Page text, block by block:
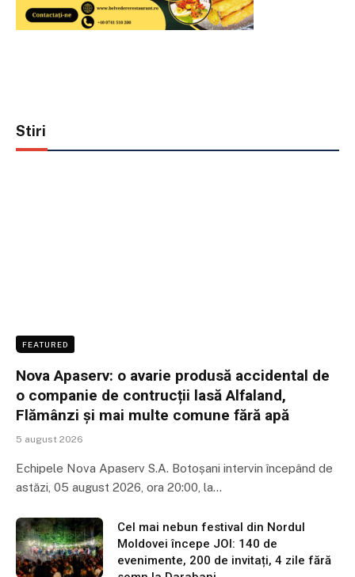
Stiri
FEATURED
Nova Apaserv: o avarie produsă accidental de
o companie de contrucții lasă Alfaland,
Flămânzi și mai multe comune fără apă
5 august 2026
Echipele Nova Apaserv S.A. Botoșani intervin începând de
astăzi, 05 august 2026, ora 20:00, la…
Cel mai nebun festival din Nordul
Moldovei începe JOI: 140 de
evenimente, 200 de invitați, 4 zile fără